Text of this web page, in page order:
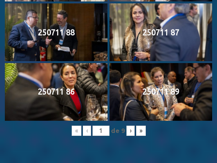
250711 88 250711 87
250711 86 250711 89
« ‹ de 9 › »